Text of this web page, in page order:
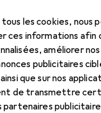
les cookies, nous
ces informations afin
améliorer
publicitaires
que sur nos
de transmettre